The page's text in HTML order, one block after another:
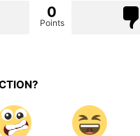
0
Points